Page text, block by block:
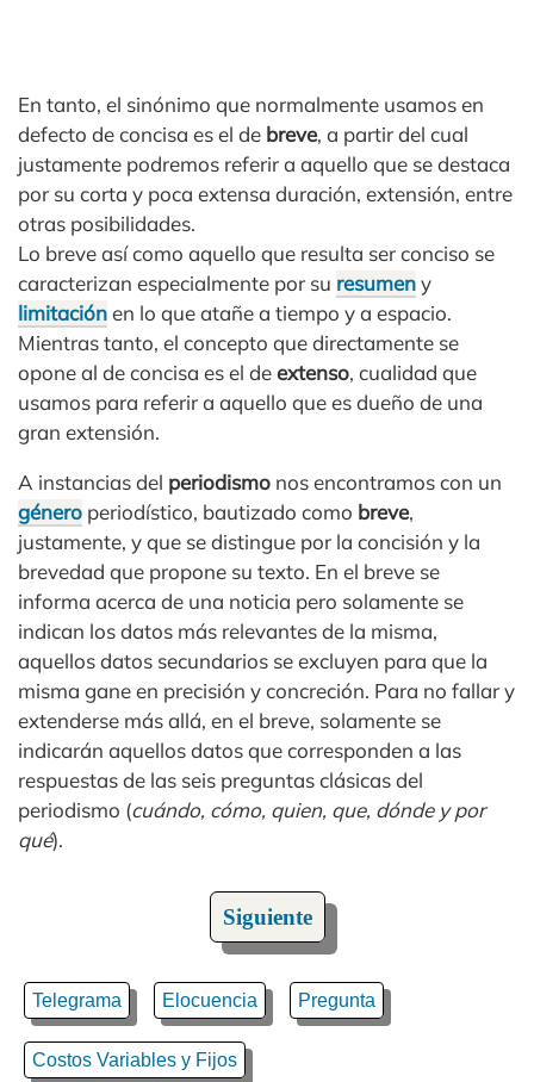
En tanto, el sinónimo que normalmente usamos en
defecto de concisa es el de breve, a partir del cual
justamente podremos referir a aquello que se destaca
por su corta y poca extensa duración, extensión, entre
otras posibilidades.
Lo breve así como aquello que resulta ser conciso se
caracterizan especialmente por su resumeny
limitaciónen lo que atañe a tiempo y a espacio.
Mientras tanto, el concepto que directamente se
opone al de concisa es el deextenso, cualidad que
usamos para referir a aquello que es dueño de una
gran extensión.
A instancias del periodismo nos encontramos con un
género periodístico, bautizado como breve,
justamente, y que se distingue por la concisión y la
brevedad que propone su texto. En el breve se
informa acerca de una noticia pero solamente se
indican los datos más relevantes de la misma,
aquellos datos secundarios se excluyen para que la
misma gane en precisión y concreción. Para no fallar y
extenderse más allá, en el breve, solamente se
indicarán aquellos datos que corresponden a las
respuestas de las seis preguntas clásicas del
periodismo (cuándo, cómo, quien, que, dónde y por
qué).
Siguiente
Telegrama Elocuencia Pregunta
Costos Variables y Fijos